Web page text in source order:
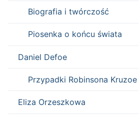
Biografia i twórczość
Piosenka o końcu świata
Daniel Defoe
Przypadki Robinsona
Eliza Orzeszkowa